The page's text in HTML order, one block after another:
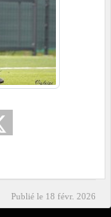
Publié le 18 févr. 2026